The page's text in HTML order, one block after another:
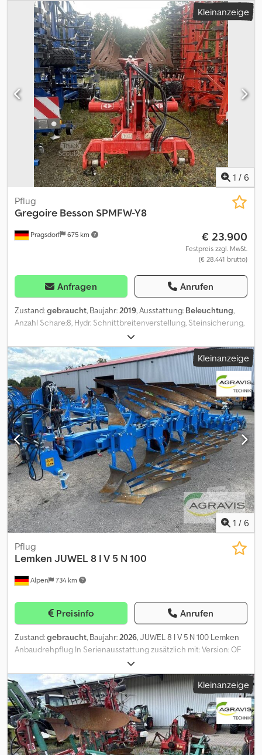
Kleinanzeige
1 / 6
Pragsdorf 675 km
Pflug
Gregoire Besson SPMFW-Y8
€ 23.900
Festpreis zzgl. MwSt.
(€ 28.441 brutto)
Anfragen Anrufen
Zustand:gebraucht, Baujahr: 2019, Ausstattung: Beleuchtung,
Anzahl Schare:8, Hydr. Schnittbreitenverstellung, Steinsicherung,
Streifenkörper, Stützfuß / -rad, Heckanbau_____Volldrehpflug,
Streifenkörper, hydr. Steinsicherung, 8
Körper,Vorderfurcheneinstellung, Heckanbau,Lagerort:Kunde
Codpfxezh R I Sj Ad Ieha
Kleinanzeige
1 / 6
Alpen 734 km
Pflug
Lemken JUWEL 8 I V 5 N 100
Preisinfo Anrufen
Zustand:gebraucht, Baujahr:2026, JUWEL 8 I V 5 N 100 Lemken
Anbaudrehpflug In Serienausstattung zusätzlich mit: Version: OF
On-land/furche.hydrau. Rahmenhöhe: 85 cm, t=35 (5x) Körperform:
Streifen Dural (5x) Pendel-/Unirad: Uniradhydr. 340/55-16
Düngereinlegerstreichblech: MS2 (5x) Scheibensech: 1 Paar D500
gla nevbDE Mitnehmerarm für Packer: Vorbereitung ISOBUS-
Bedienterminal: CCI 1200 SmartPack DGPS Signal: Anschlusskabel
Traktor DGPS Chodozigaaspfx Ad Ija GPS Arbeitsbreitenst.
(Lizens): IQblue guide Beleuchtungsanlage: (EU) Vorbereitung HI 7
pol.
Kleinanzeige